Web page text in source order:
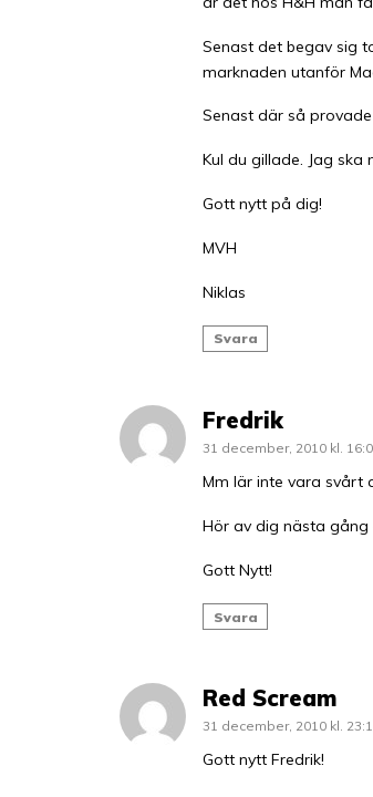
Senast det begav sig
marknaden utanför
Senast där så
Kul du gillade. Jag
Gott nytt på dig!
MVH
Niklas
Svara
Fredrik
31 december, 2010 kl.
Mm lär inte vara svårt
Hör av dig nästa gång
Gott Nytt!
Svara
Red Scream
31 december, 2010 kl.
Gott nytt Fredrik!